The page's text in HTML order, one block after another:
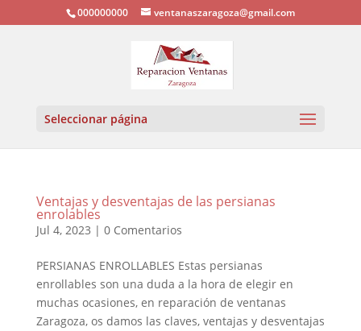
000000000 ventanaszaragoza@gmail.com
Seleccionar página
Ventajas y desventajas de las persianas
enrolables
Jul 4, 2023 | 0 Comentarios
PERSIANAS ENROLLABLES Estas persianas
enrollables son una duda a la hora de elegir en
muchas ocasiones, en reparación de ventanas
Zaragoza, os damos las claves, ventajas y desventajas